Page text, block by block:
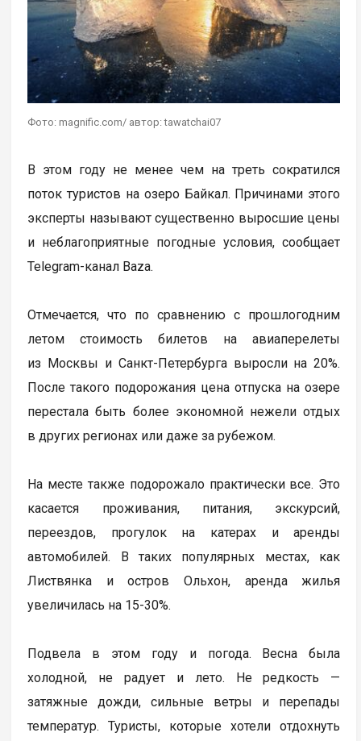
Фото: magnific.com/ автор: tawatchai07
В этом году не менее чем на треть сократился
поток туристов на озеро Байкал. Причинами этого
эксперты называют существенно выросшие цены
и неблагоприятные погодные условия, сообщает
Telegram-канал Baza.
Отмечается, что по сравнению с прошлогодним
летом стоимость билетов на авиаперелеты
из Москвы и Санкт-Петербурга выросли на 20%.
После такого подорожания цена отпуска на озере
перестала быть более экономной нежели отдых
в других регионах или даже за рубежом.
На месте также подорожало практически все. Это
касается проживания, питания, экскурсий,
переездов, прогулок на катерах и аренды
автомобилей. В таких популярных местах, как
Листвянка и остров Ольхон, аренда жилья
увеличилась на 15-30%.
Подвела в этом году и погода. Весна была
холодной, не радует и лето. Не редкость —
затяжные дожди, сильные ветры и перепады
температур. Туристы, которые хотели отдохнуть